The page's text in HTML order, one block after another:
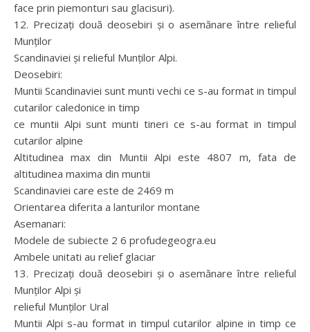
face prin piemonturi sau glacisuri).
12. Precizaţi două deosebiri şi o asemănare între relieful
Munţilor
Scandinaviei şi relieful Munţilor Alpi.
Deosebiri:
Muntii Scandinaviei sunt munti vechi ce s-au format in timpul
cutarilor caledonice in timp
ce muntii Alpi sunt munti tineri ce s-au format in timpul
cutarilor alpine
Altitudinea max din Muntii Alpi este 4807 m, fata de
altitudinea maxima din muntii
Scandinaviei care este de 2469 m
Orientarea diferita a lanturilor montane
Asemanari:
Modele de subiecte 2 6 profudegeogra.eu
Ambele unitati au relief glaciar
13. Precizaţi două deosebiri şi o asemănare între relieful
Munţilor Alpi şi
relieful Munţilor Ural
Muntii Alpi s-au format in timpul cutarilor alpine in timp ce